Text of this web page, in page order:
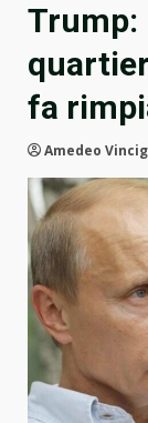
Trump:
fa
Amedeo